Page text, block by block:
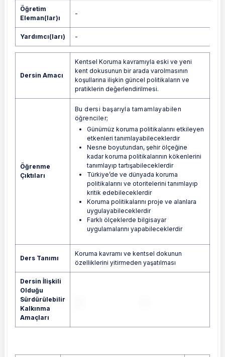
Öğretim
Eleman(lar)ı
-
Yardımcı(ları) -
Dersin Amacı
Kentsel Koruma kavramıyla eski ve yeni
kent dokusunun bir arada varolmasının
koşullarına ilişkin güncel politikaların ve
pratiklerin değerlendirilmesi.
Öğrenme
Çıktıları
Bu dersi başarıyla tamamlayabilen
öğrenciler;
Günümüz koruma politikalarını etkileyen
etkenleri tanımlayabileceklerdir
Nesne boyutundan, şehir ölçeğine
kadar koruma politikalarının kökenlerini
tanımlayıp tartışabileceklerdir
Türkiye’de ve dünyada koruma
politikalarını ve otoritelerini tanımlayıp
kritik edebileceklerdir
Koruma politikalarını proje ve alanlara
uygulayabileceklerdir
Farklı ölçeklerde bilgisayar
uygulamalarını yapabileceklerdir
Ders Tanımı
Koruma kavramı ve kentsel dokunun
özelliklerini yitirmeden yaşatılması
Dersin İlişkili
Olduğu
Sürdürülebilir
Kalkınma
Amaçları